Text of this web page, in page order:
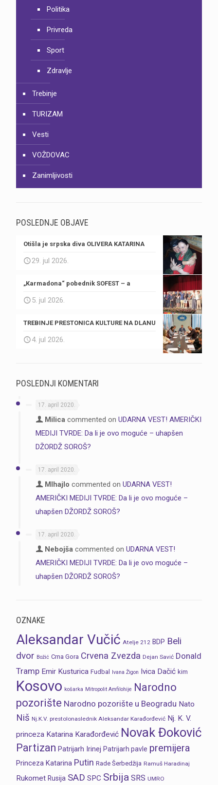
Politika
Privreda
Sport
Zdravlje
Trebinje
TURIZAM
Vesti
VOŽDOVAC
Zanimljivosti
POSLEDNJE OBJAVE
Otišla je srpska diva OLIVERA KATARINA
29. jul 2026.
„Karmadona“ pobednik SOFEST – a
5. jul 2026.
TREBINJE PRESTONICA KULTURE NA DLANU
4. jul 2026.
POSLEDNJI KOMENTARI
17. april 2020.
Milica commented on UDARNA VEST! AMERIČKI
MEDIJI TVRDE: Da li je ovo moguće – uhapšen
DŽORDŽ SOROŠ?
17. april 2020.
MIhajlo commented on UDARNA VEST!
AMERIČKI MEDIJI TVRDE: Da li je ovo moguće –
uhapšen DŽORDŽ SOROŠ?
17. april 2020.
Nebojša commented on UDARNA VEST!
AMERIČKI MEDIJI TVRDE: Da li je ovo moguće –
uhapšen DŽORDŽ SOROŠ?
OZNAKE
Aleksandar Vučić Atelje 212 BDP Beli
dvor Božić Crna Gora Crvena Zvezda Dejan Savić Donald
Tramp Emir Kusturica Fudbal Ivana Žigon Ivica Dačić kim
Kosovo košarka Mitropolit Amfilohije Narodno
pozorište Narodno pozorište u Beogradu Nato
Niš Nj.K.V. prestolonaslednik Aleksandar Karađorđević Nj. K. V.
princeza Katarina Karađorđević Novak Đoković
Partizan Patrijarh Irinej Patrijarh pavle premijera
Princeza Katarina Putin Rade Šerbedžija Ramuš Haradinaj
Rukomet Rusija SAD SPC Srbija SRS UMRO